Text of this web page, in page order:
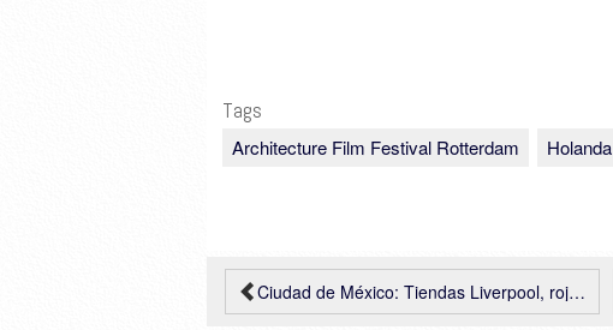
Tags
Architecture Film Festival Rotterdam Holanda
Ciudad de México: Tiendas Liverpool, rojkind arquitectos